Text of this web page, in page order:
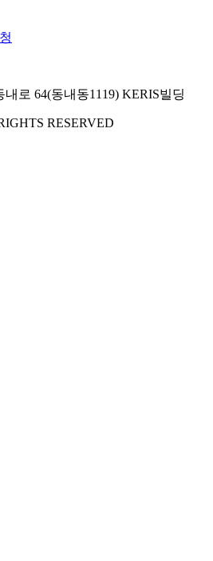
로 64(동내동1119) KERIS빌딩
RESERVED